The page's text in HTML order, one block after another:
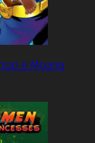
e Moana